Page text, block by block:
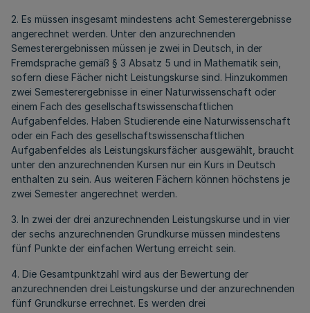
2. Es müssen insgesamt mindestens acht Semesterergebnisse
angerechnet werden. Unter den anzurechnenden
Semesterergebnissen müssen je zwei in Deutsch, in der
Fremdsprache gemäß § 3 Absatz 5 und in Mathematik sein,
sofern diese Fächer nicht Leistungskurse sind. Hinzukommen
zwei Semesterergebnisse in einer Naturwissenschaft oder
einem Fach des gesellschaftswissenschaftlichen
Aufgabenfeldes. Haben Studierende eine Naturwissenschaft
oder ein Fach des gesellschaftswissenschaftlichen
Aufgabenfeldes als Leistungskursfächer ausgewählt, braucht
unter den anzurechnenden Kursen nur ein Kurs in Deutsch
enthalten zu sein. Aus weiteren Fächern können höchstens je
zwei Semester angerechnet werden.
3. In zwei der drei anzurechnenden Leistungskurse und in vier
der sechs anzurechnenden Grundkurse müssen mindestens
fünf Punkte der einfachen Wertung erreicht sein.
4. Die Gesamtpunktzahl wird aus der Bewertung der
anzurechnenden drei Leistungskurse und der anzurechnenden
fünf Grundkurse errechnet. Es werden drei